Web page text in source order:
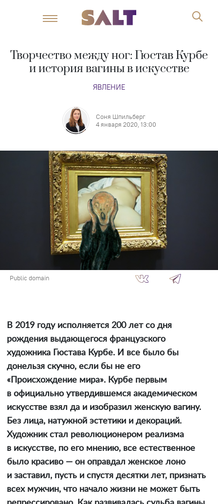
Творчество между ног: Гюстав Курбе
и история вагины в искусстве
ЯВЛЕНИЕ
Соня Шпильберг
4 января 2020, 13:00
Public domain
В 2019 году исполняется 200 лет со дня
рождения выдающегося французского
художника Гюстава Курбе. И все было бы
донельзя скучно, если бы не его
«Происхождение мира». Курбе первым
в официально утвердившемся академическом
искусстве взял да и изобразил женскую вагину.
Без лица, натужной эстетики и декораций.
Художник стал революционером реализма
в искусстве, по его мнению, все естественное
было красиво — он оправдал женское лоно
и заставил, пусть и спустя десятки лет, признать
всех мужчин, что начало жизни не может быть